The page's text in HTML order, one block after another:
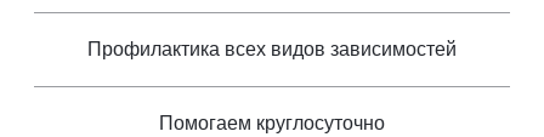
Профилактика всех видов зависимостей
Помогаем круглосуточно